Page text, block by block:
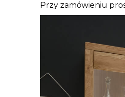
Przy zamówieniu